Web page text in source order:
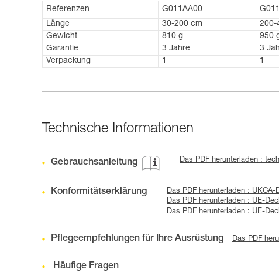
Referenzen G011AA00
Länge
30-200 cm
200-
Gewicht
810 g
950 g
Garantie
3 Jahre
3
Verpackung
1 1
Technische Informationen
Gebrauchsanleitung Das PDF herunterladen :
Konformitätserklärung
Das PDF herunterladen :
Das PDF herunterladen : UE-
Das PDF herunterladen : UE-
Pflegeempfehlungen für Ihre Ausrüstung Das PDF
Häufige Fragen